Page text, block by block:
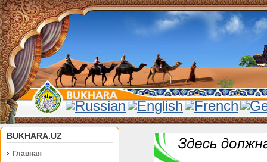
BUKHARA.UZ
Главная